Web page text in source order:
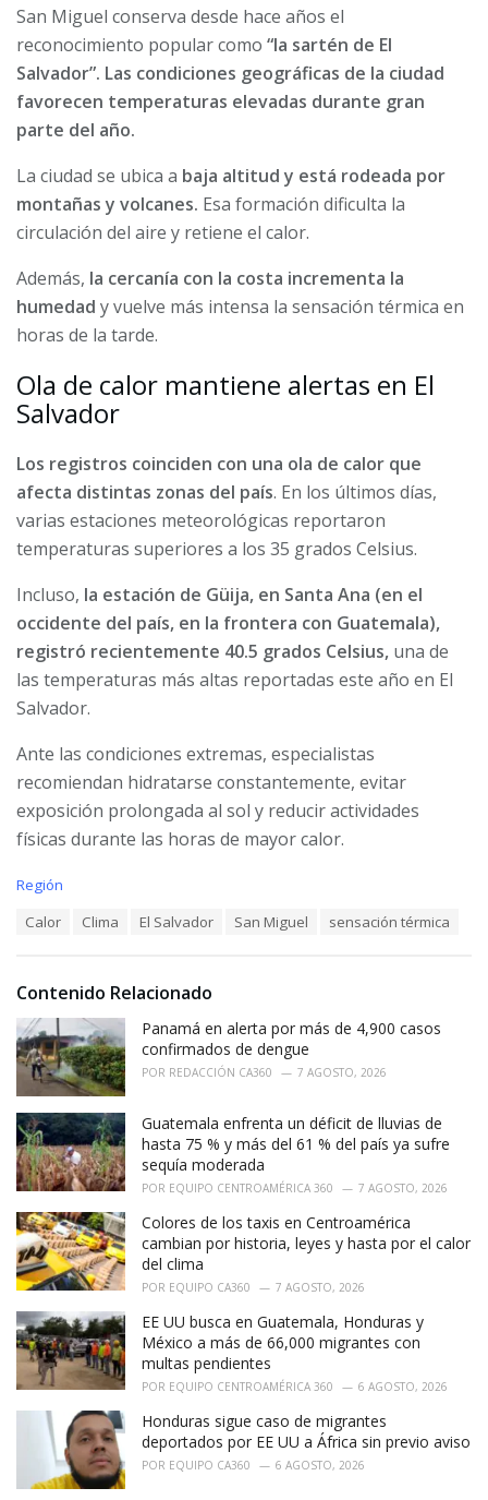
San Miguel conserva desde hace años el
reconocimiento popular como “la sartén de El
Salvador”. Las condiciones geográficas de la ciudad
favorecen temperaturas elevadas durante gran
parte del año.
La ciudad se ubica a baja altitud y está rodeada por
montañas y volcanes. Esa formación dificulta la
circulación del aire y retiene el calor.
Además, la cercanía con la costa incrementa la
humedad y vuelve más intensa la sensación térmica en
horas de la tarde.
Ola de calor mantiene alertas en El
Salvador
Los registros coinciden con una ola de calor que
afecta distintas zonas del país. En los últimos días,
varias estaciones meteorológicas reportaron
temperaturas superiores a los 35 grados Celsius.
Incluso, la estación de Güija, en Santa Ana (en el
occidente del país, en la frontera con Guatemala),
registró recientemente 40.5 grados Celsius, una de
las temperaturas más altas reportadas este año en El
Salvador.
Ante las condiciones extremas, especialistas
recomiendan hidratarse constantemente, evitar
exposición prolongada al sol y reducir actividades
físicas durante las horas de mayor calor.
C
o
r
i
e
s
Región
:
Calor Clima El Salvador San Miguel sensación térmica
Contenido Relacionado
Panamá en alerta por más de 4,900 casos
confirmados de dengue
POR REDACCIÓN CA360 7 AGOSTO, 2026
Guatemala enfrenta un déficit de lluvias de
hasta 75 % y más del 61 % del país ya sufre
sequía moderada
POR EQUIPO CENTROAMÉRICA 360 7 AGOSTO, 2026
Colores de los taxis en Centroamérica
cambian por historia, leyes y hasta por el calor
del clima
POR EQUIPO CA360 7 AGOSTO, 2026
EE UU busca en Guatemala, Honduras y
México a más de 66,000 migrantes con
multas pendientes
POR EQUIPO CENTROAMÉRICA 360 6 AGOSTO, 2026
Honduras sigue caso de migrantes
deportados por EE UU a África sin previo aviso
POR EQUIPO CA360 6 AGOSTO, 2026